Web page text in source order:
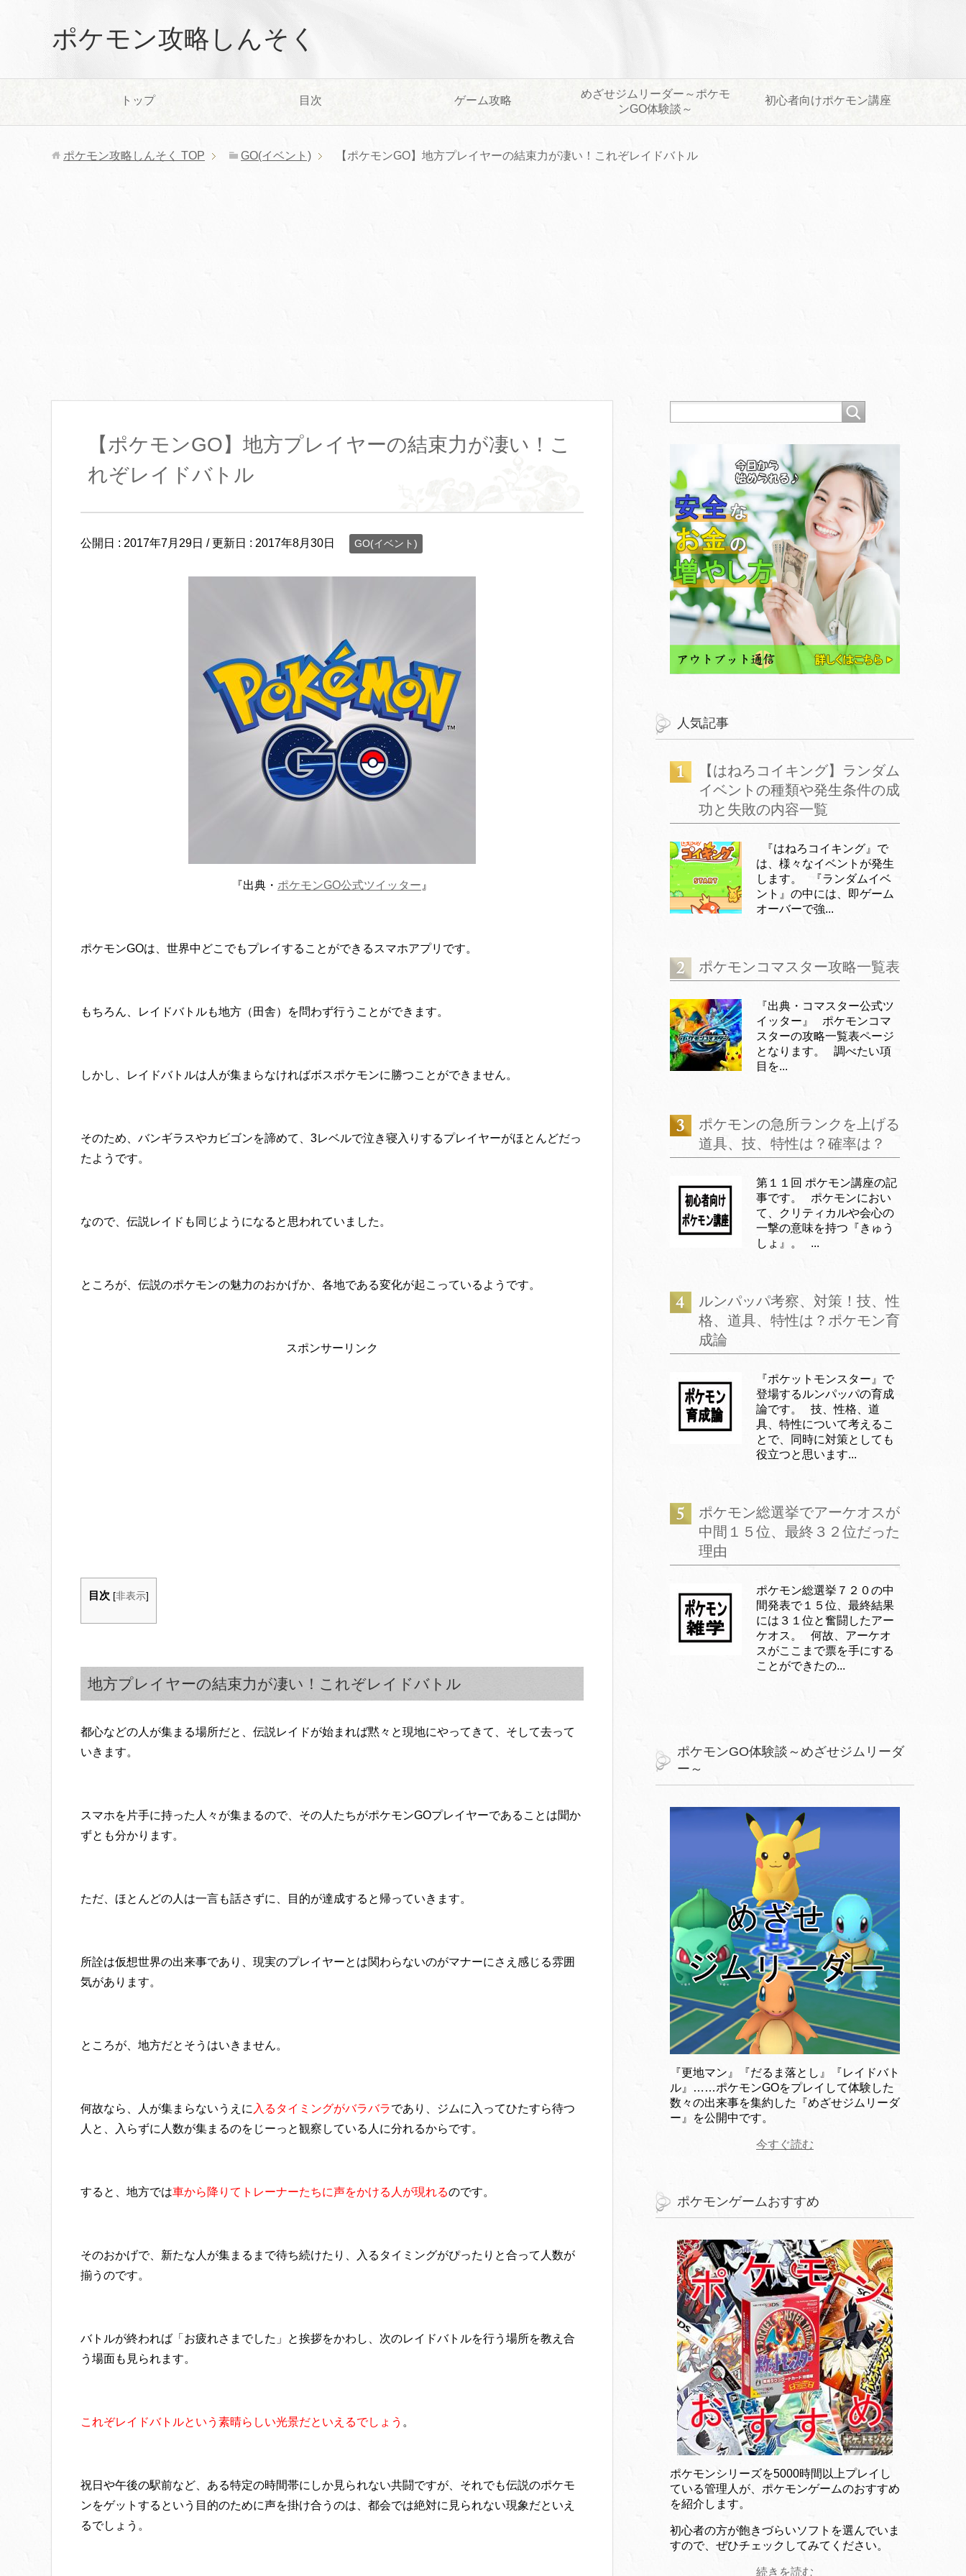
ポケモン攻略しんそく
トップ 目次 ゲーム攻略
めざせジムリーダー～ポケモ
ンGO体験談～
初心者向けポケモン講座
ポケモン攻略しんそく TOP GO(イベント) 【ポケモンGO】地方プレイヤーの結束力が凄い！これぞレイドバトル
【ポケモンGO】地方プレイヤーの結束力が凄い！こ
れぞレイドバトル
公開日 : 2017年7月29日 / 更新日 : 2017年8月30日 GO(イベント)
『出典・ ポケモンGO公式ツイッター 』
ポケモンGOは、世界中どこでもプレイすることができるスマホアプリです。
もちろん、レイドバトルも地方（田舎）を問わず行うことができます。
しかし、レイドバトルは人が集まらなければボスポケモンに勝つことができません。
そのため、バンギラスやカビゴンを諦めて、3レベルで泣き寝入りするプレイヤーがほとんどだっ
たようです。
なので、伝説レイドも同じようになると思われていました。
ところが、伝説のポケモンの魅力のおかげか、各地である変化が起こっているようです。
スポンサーリンク
目次 [非表示]
地方プレイヤーの結束力が凄い！これぞレイドバトル
都心などの人が集まる場所だと、伝説レイドが始まれば黙々と現地にやってきて、そして去って
いきます。
スマホを片手に持った人々が集まるので、その人たちがポケモンGOプレイヤーであることは聞か
ずとも分かります。
ただ、ほとんどの人は一言も話さずに、目的が達成すると帰っていきます。
所詮は仮想世界の出来事であり、現実のプレイヤーとは関わらないのがマナーにさえ感じる雰囲
気があります。
ところが、地方だとそうはいきません。
何故なら、人が集まらないうえに 入るタイミングがバラバラであり、ジムに入ってひたすら待つ
人と、入らずに人数が集まるのをじーっと観察している人に分れるからです。
すると、地方では車から降りてトレーナーたちに声をかける人が現れるのです。
そのおかげで、新たな人が集まるまで待ち続けたり、入るタイミングがぴったりと合って人数が
揃うのです。
バトルが終われば「お疲れさまでした」と挨拶をかわし、次のレイドバトルを行う場所を教え合
う場面も見られます。
これぞレイドバトルという素晴らしい光景だといえるでしょう 。
祝日や午後の駅前など、ある特定の時間帯にしか見られない共闘ですが、それでも伝説のポケモ
ンをゲットするという目的のために声を掛け合うのは、都会では絶対に見られない現象だといえ
るでしょう。
人気記事
【はねろコイキング】ランダム
イベントの種類や発生条件の成
功と失敗の内容一覧
『はねろコイキング』で
は、様々なイベントが発生
します。 『ランダムイベ
ント』の中には、即ゲーム
オーバーで強...
ポケモンコマスター攻略一覧表
『出典・コマスター公式ツ
イッター』 ポケモンコマ
スターの攻略一覧表ページ
となります。 調べたい項
目を...
ポケモンの急所ランクを上げる
道具、技、特性は？確率は？
第１１回 ポケモン講座の記
事です。 ポケモンにおい
て、クリティカルや会心の
一撃の意味を持つ『きゅう
しょ』。 ...
ルンパッパ考察、対策！技、性
格、道具、特性は？ポケモン育
成論
『ポケットモンスター』で
登場するルンパッパの育成
論です。 技、性格、道
具、特性について考えるこ
とで、同時に対策としても
役立つと思います...
ポケモン総選挙でアーケオスが
中間１５位、最終３２位だった
理由
ポケモン総選挙７２０の中
間発表で１５位、最終結果
には３１位と奮闘したアー
ケオス。 何故、アーケオ
スがここまで票を手にする
ことができたの...
ポケモンGO体験談～めざせジムリーダ
ー～
『更地マン』『だるま落とし』『レイドバト
ル』……ポケモンGOをプレイして体験した
数々の出来事を集約した『めざせジムリーダ
ー』を公開中です。
今すぐ読む
ポケモンゲームおすすめ
ポケモンシリーズを5000時間以上プレイし
ている管理人が、ポケモンゲームのおすすめ
を紹介します。
初心者の方が飽きづらいソフトを選んでいま
すので、ぜひチェックしてみてください。
続きを読む